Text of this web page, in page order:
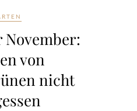
von
nicht